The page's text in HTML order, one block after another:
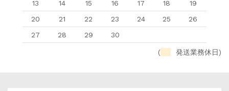
13
14 15 16 17 18
19
20
21 22 23 24 25
26
27
28 29 30
( 発送業務休日)